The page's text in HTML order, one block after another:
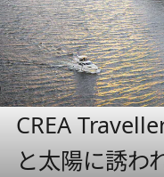
CREA
と太陽に誘わ